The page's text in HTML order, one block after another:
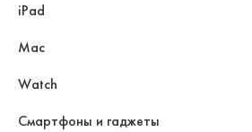
iPad
Mac
Watch
Смартфоны и гаджеты